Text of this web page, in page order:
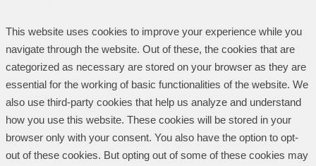
This website uses cookies to improve your experience while you
navigate through the website. Out of these, the cookies that are
categorized as necessary are stored on your browser as they are
essential for the working of basic functionalities of the website. We
also use third-party cookies that help us analyze and understand
how you use this website. These cookies will be stored in your
browser only with your consent. You also have the option to opt-
out of these cookies. But opting out of some of these cookies may